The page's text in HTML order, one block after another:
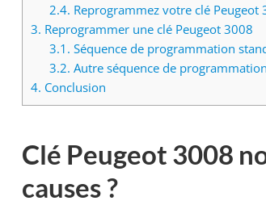
2.4. Reprogrammez votre clé Peugeot
3. Reprogrammer une clé Peugeot 3008
3.1. Séquence de programmation
3.2. Autre séquence de programmation
4. Conclusion
Clé Peugeot 3008
causes ?